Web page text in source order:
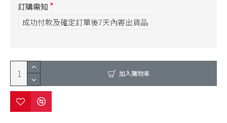
訂購需知
成功付款及確定訂單後7天內寄出貨品
加入購物車